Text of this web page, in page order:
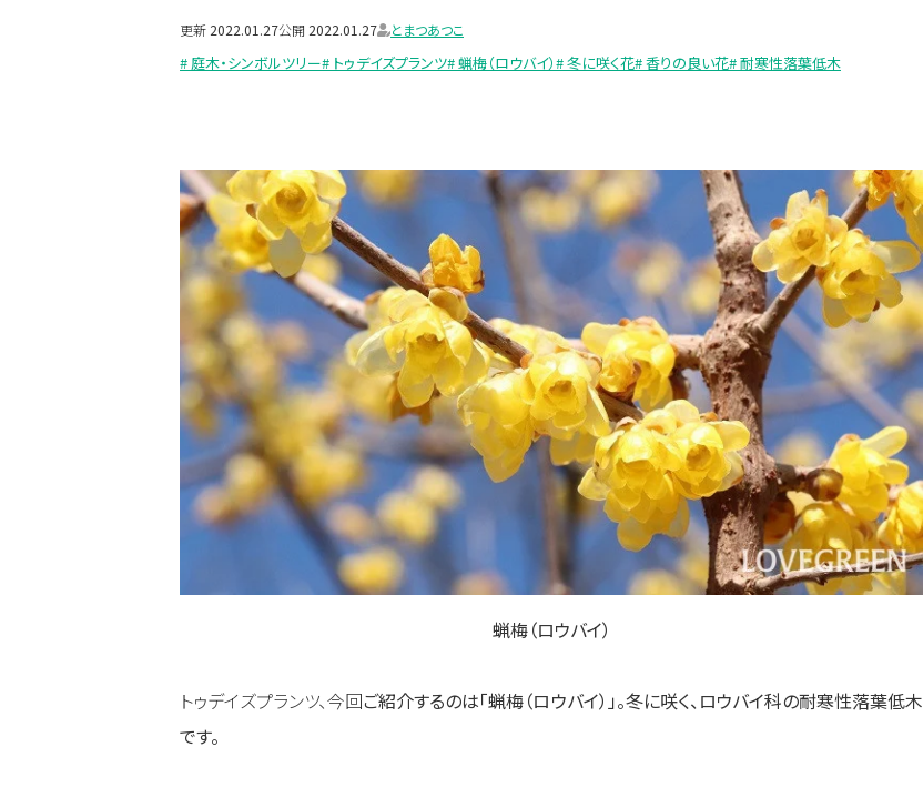
更新 2022.01.27公開 2022.01.27 とまつあつこ
# 庭木・シンボルツリー# トゥデイズプランツ# 蝋梅（ロウバイ）# 冬に咲く花# 香りの良い花# 耐寒性落葉低木
蝋梅（ロウバイ）
トゥデイズプランツ、今回ご紹介するのは「蝋梅（ロウバイ）」。冬に咲く、ロウバイ科の耐寒性落葉低木
です。